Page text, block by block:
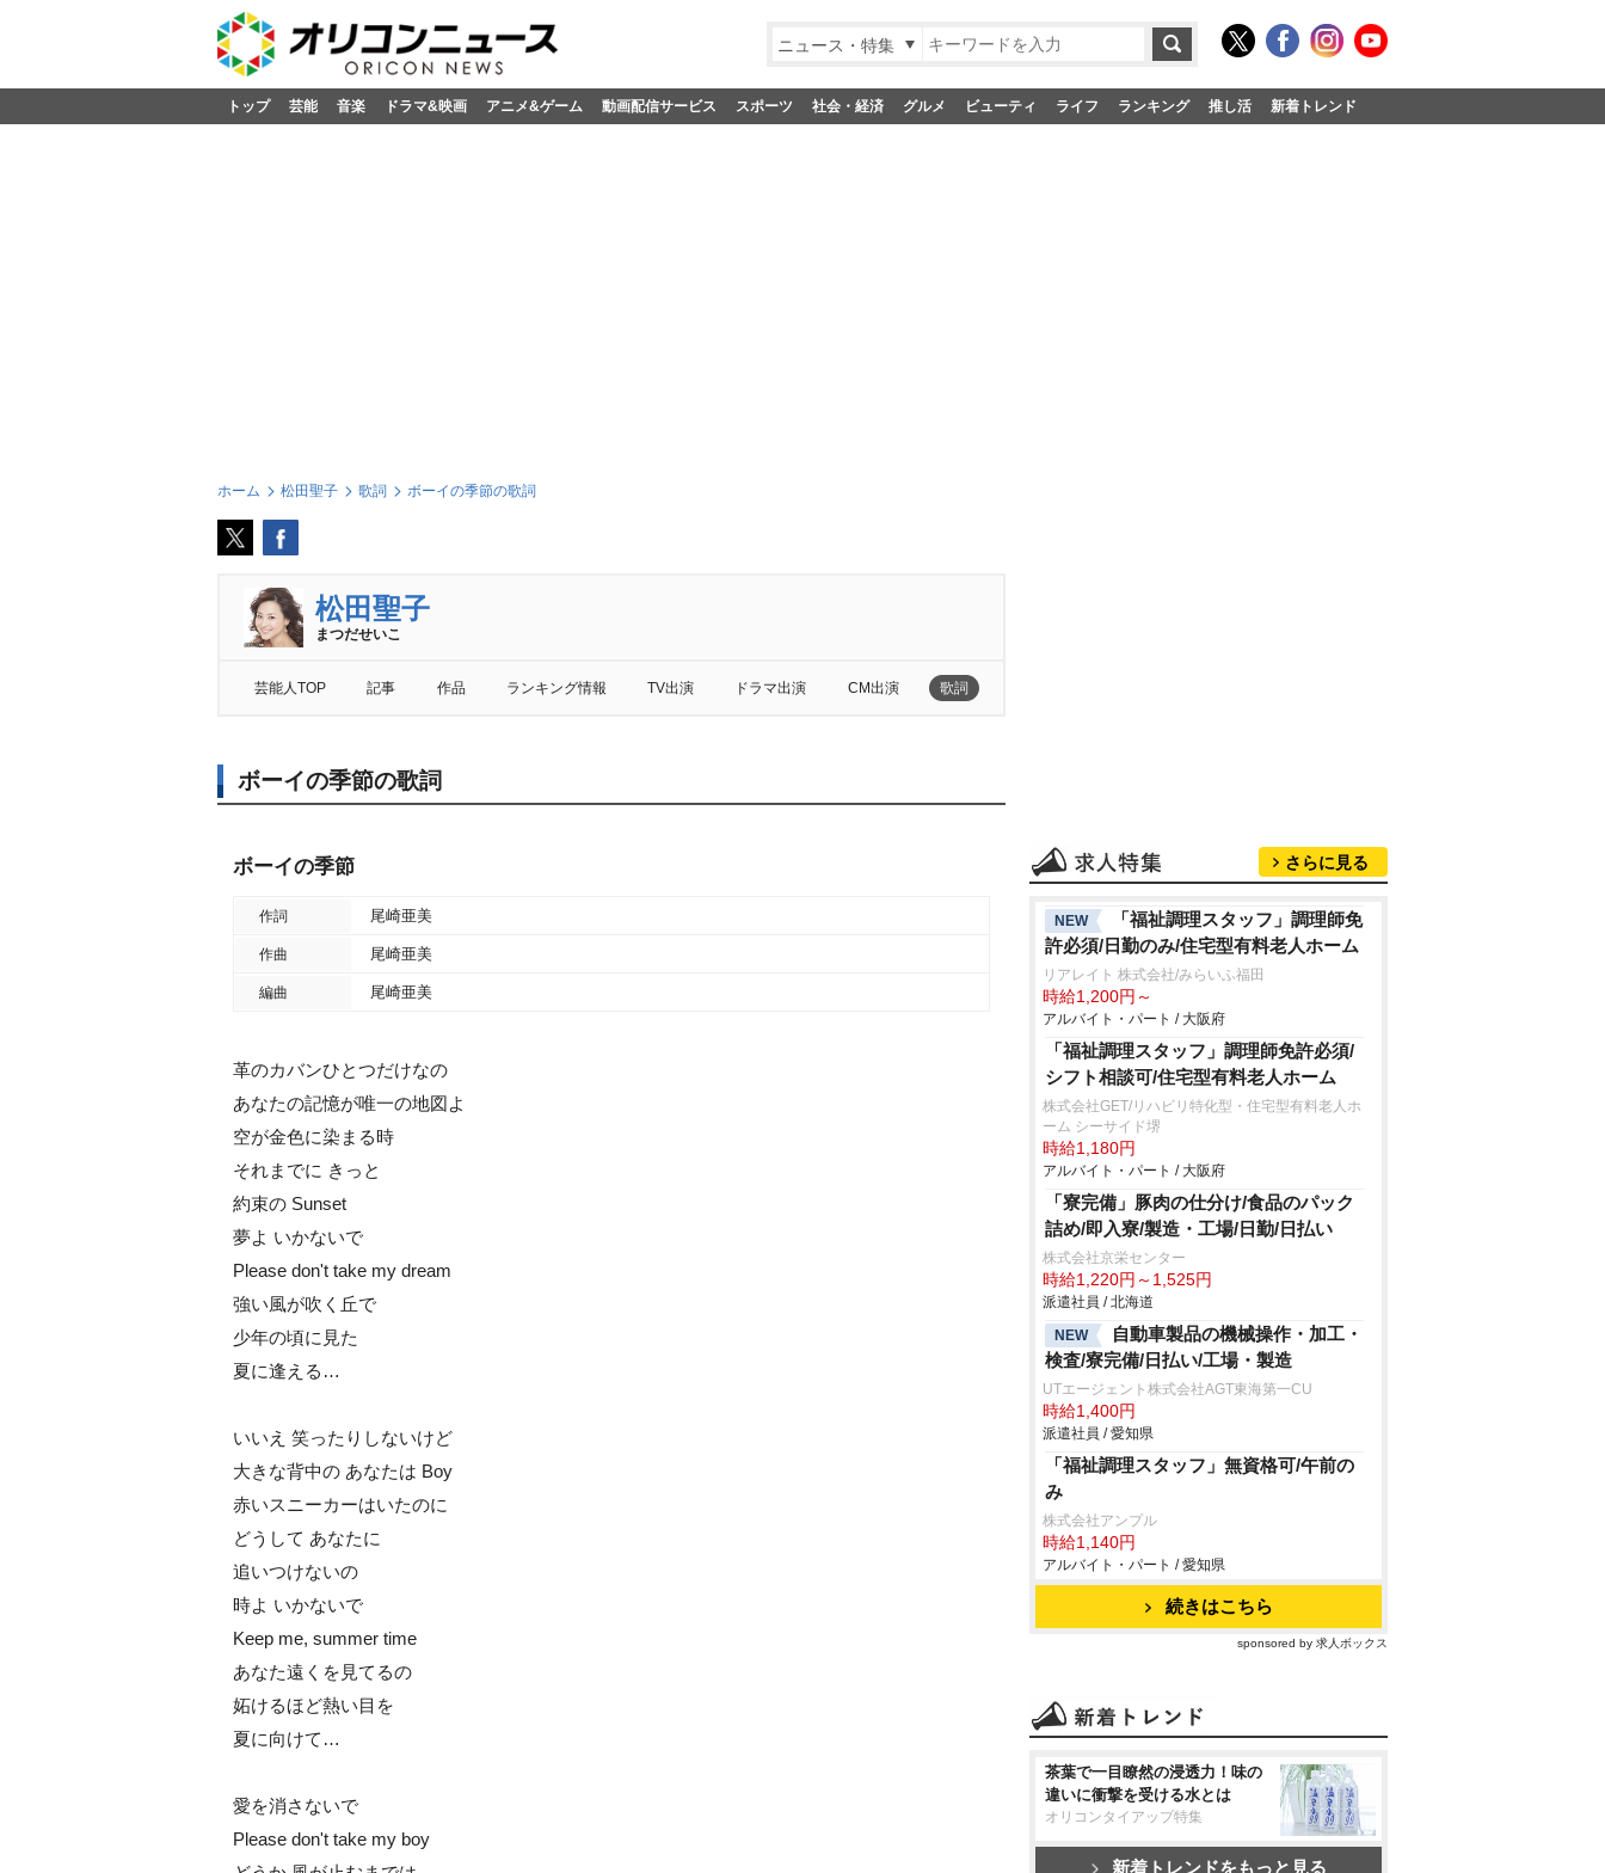
ニュース・特集
トップ 芸能 音楽 ドラマ&映画 アニメ&ゲーム 動画配信サービス スポーツ 社会・経済 グルメ ビューティ ライフ ランキング 推し活 新着トレンド
ホーム 松田聖子 歌詞 ボーイの季節の歌詞
松田聖子
まつだせいこ
芸能人TOP 記事 作品 ランキング情報 TV出演 ドラマ出演 CM出演 歌詞
ボーイの季節の歌詞
ボーイの季節
作詞 尾崎亜美
作曲 尾崎亜美
編曲 尾崎亜美
革のカバンひとつだけなの
あなたの記憶が唯一の地図よ
空が金色に染まる時
それまでに きっと
約束の Sunset
夢よ いかないで
Please don't take my dream
強い風が吹く丘で
少年の頃に見た
夏に逢える…
いいえ 笑ったりしないけど
大きな背中の あなたは Boy
赤いスニーカーはいたのに
どうして あなたに
追いつけないの
時よ いかないで
Keep me, summer time
あなた遠くを見てるの
妬けるほど熱い目を
夏に向けて…
愛を消さないで
Please don't take my boy
さらに見る
NEW
「福祉調理スタッフ」調理師免
許必須/日勤のみ/住宅型有料老人ホーム
リアレイト 株式会社/みらいふ福田
時給1,200円～
アルバイト・パート / 大阪府
「福祉調理スタッフ」調理師免許必須/
シフト相談可/住宅型有料老人ホーム
株式会社GET/リハビリ特化型・住宅型有料老人ホ
ーム シーサイド堺
時給1,180円
アルバイト・パート / 大阪府
「寮完備」豚肉の仕分け/食品のパック
詰め/即入寮/製造・工場/日勤/日払い
株式会社京栄センター
時給1,220円～1,525円
派遣社員 / 北海道
NEW
自動車製品の機械操作・加工・
検査/寮完備/日払い/工場・製造
UTエージェント株式会社AGT東海第一CU
時給1,400円
派遣社員 / 愛知県
「福祉調理スタッフ」無資格可/午前の
み
株式会社アンプル
時給1,140円
アルバイト・パート / 愛知県
続きはこちら
sponsored by 求人ボックス
茶葉で一目瞭然の浸透力！味の
違いに衝撃を受ける水とは
オリコンタイアップ特集
新着トレンドをもっと見る